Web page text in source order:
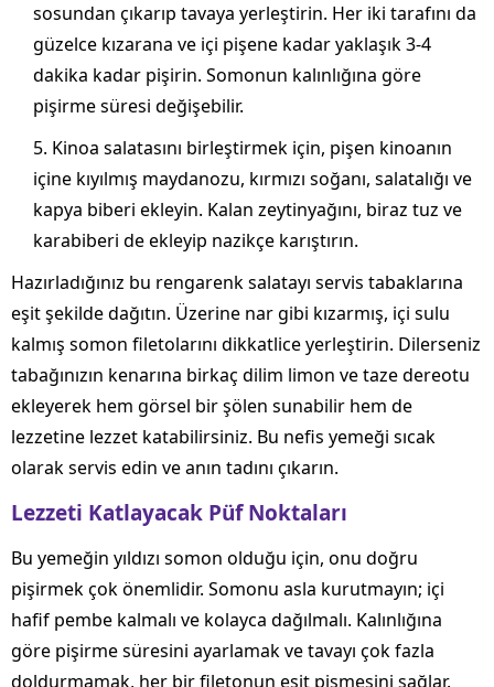
sosundan çıkarıp tavaya yerleştirin. Her iki tarafını da
güzelce kızarana ve içi pişene kadar yaklaşık 3-4
dakika kadar pişirin. Somonun kalınlığına göre
pişirme süresi değişebilir.
Kinoa salatasını birleştirmek için, pişen kinoanın
içine kıyılmış maydanozu, kırmızı soğanı, salatalığı ve
kapya biberi ekleyin. Kalan zeytinyağını, biraz tuz ve
karabiberi de ekleyip nazikçe karıştırın.
Hazırladığınız bu rengarenk salatayı servis tabaklarına
eşit şekilde dağıtın. Üzerine nar gibi kızarmış, içi sulu
kalmış somon filetolarını dikkatlice yerleştirin. Dilerseniz
tabağınızın kenarına birkaç dilim limon ve taze dereotu
ekleyerek hem görsel bir şölen sunabilir hem de
lezzetine lezzet katabilirsiniz. Bu nefis yemeği sıcak
olarak servis edin ve anın tadını çıkarın.
Lezzeti Katlayacak Püf Noktaları
Bu yemeğin yıldızı somon olduğu için, onu doğru
pişirmek çok önemlidir. Somonu asla kurutmayın; içi
hafif pembe kalmalı ve kolayca dağılmalı. Kalınlığına
göre pişirme süresini ayarlamak ve tavayı çok fazla
doldurmamak, her bir filetonun eşit pişmesini sağlar.